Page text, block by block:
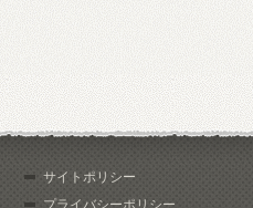
サイトポリシー
プライバシーポリシー